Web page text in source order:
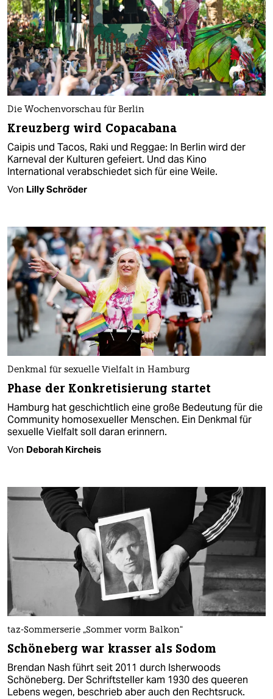
Die Wochenvorschau für Berlin
Kreuzberg wird Copacabana
Caipis und Tacos, Raki und Reggae: In Berlin wird der
Karneval der Kulturen gefeiert. Und das Kino
International verabschiedet sich für eine Weile.
Von Lilly Schröder
Denkmal für sexuelle Vielfalt in Hamburg
Phase der Konkretisierung startet
Hamburg hat geschichtlich eine große Bedeutung für die
Community homosexueller Menschen. Ein Denkmal für
sexuelle Vielfalt soll daran erinnern.
Von Deborah Kircheis
taz-Sommerserie „Sommer vorm Balkon“
Schöneberg war krasser als Sodom
Brendan Nash führt seit 2011 durch Isherwoods
Schöneberg. Der Schriftsteller kam 1930 des queeren
Lebens wegen, beschrieb aber auch den Rechtsruck.